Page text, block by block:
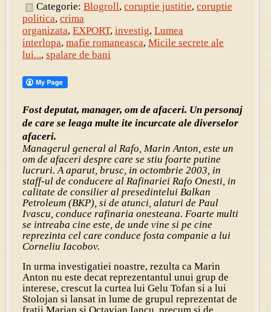
Categorie: Blogroll, coruptie justitie, coruptie
politica, crima
organizata, EXPORT, investig, Lumea
interlopa, mafie romaneasca, Micile secrete ale
lui..., spalare de bani
Fost deputat, manager, om de afaceri. Un personaj
de care se leaga multe ite incurcate ale diverselor
afaceri.
Managerul general al Rafo, Marin Anton, este un
om de afaceri despre care se stiu foarte putine
lucruri. A aparut, brusc, in octombrie 2003, in
staff-ul de conducere al Rafinariei Rafo Onesti, in
calitate de consilier al presedintelui Balkan
Petroleum (BKP), si de atunci, alaturi de Paul
Ivascu, conduce rafinaria onesteana. Foarte multi
se intreaba cine este, de unde vine si pe cine
reprezinta cel care conduce fosta companie a lui
Corneliu Iacobov.
In urma investigatiei noastre, rezulta ca Marin
Anton nu este decat reprezentantul unui grup de
interese, crescut la curtea lui Gelu Tofan si a lui
Stolojan si lansat in lume de grupul reprezentat de